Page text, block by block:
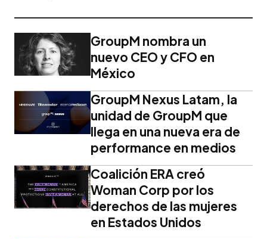
GroupM nombra un
nuevo CEO y CFO en
México
GroupM Nexus Latam, la
unidad de GroupM que
llega en una nueva era de
performance en medios
Coalición ERA creó
Woman Corp por los
derechos de las mujeres
en Estados Unidos